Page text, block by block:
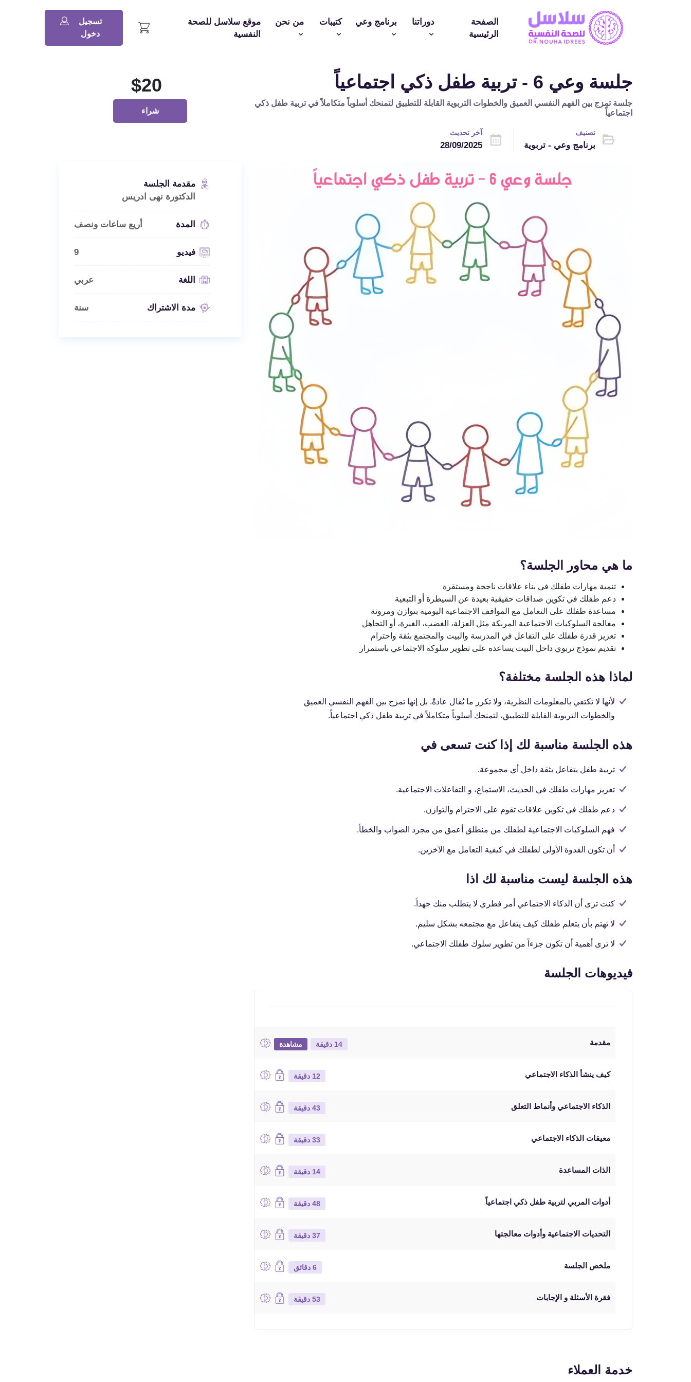
الصفحة
الرئيسية
دوراتنا برنامج وعي كتيبات من نحن
موقع سلاسل للصحة
النفسية
تسجيل
دخول
جلسة وعي 6 - تربية طفل ذكي اجتماعياً
جلسة تمزج بين الفهم النفسي العميق والخطوات التربوية القابلة للتطبيق لتمنحك أسلوباً متكاملاً في تربية طفل ذكي
اجتماعياً
تصنيف
برنامج وعي - تربوية
آخر تحديث
28/09/2025
$20
شراء
ما هي محاور الجلسة؟
تنمية مهارات طفلك في بناء علاقات ناجحة ومستقرة
دعم طفلك في تكوين صداقات حقيقية بعيدة عن السيطرة أو التبعية
مساعدة طفلك على التعامل مع المواقف الاجتماعية اليومية بتوازن ومرونة
معالجة السلوكيات الاجتماعية المربكة مثل العزلة، الغضب، الغيرة، أو التجاهل
تعزيز قدرة طفلك على التفاعل في المدرسة والبيت والمجتمع بثقة واحترام
تقديم نموذج تربوي داخل البيت يساعده على تطوير سلوكه الاجتماعي باستمرار
لماذا هذه الجلسة مختلفة؟
لأنها لا تكتفي بالمعلومات النظرية، ولا تكرر ما يُقال عادةً. بل إنها تمزج بين الفهم النفسي العميق
والخطوات التربوية القابلة للتطبيق، لتمنحك أسلوباً متكاملاً في تربية طفل ذكي اجتماعياً.
هذه الجلسة مناسبة لك إذا كنت تسعى في
تربية طفل يتفاعل بثقة داخل أي مجموعة.
تعزيز مهارات طفلك في الحديث، الاستماع، و التفاعلات الاجتماعية.
دعم طفلك في تكوين علاقات تقوم على الاحترام والتوازن.
فهم السلوكيات الاجتماعية لطفلك من منطلق أعمق من مجرد الصواب والخطأ.
أن تكون القدوة الأولى لطفلك في كيفية التعامل مع الآخرين.
هذه الجلسة ليست مناسبة لك اذا
كنت ترى أن الذكاء الاجتماعي أمر فطري لا يتطلب منك جهداً.
لا تهتم بأن يتعلم طفلك كيف يتفاعل مع مجتمعه بشكل سليم.
لا ترى أهمية أن تكون جزءاً من تطوير سلوك طفلك الاجتماعي.
فيديوهات الجلسة
مقدمة 14 دقيقة مشاهدة
كيف ينشأ الذكاء الاجتماعي 12 دقيقة
الذكاء الاجتماعي وأنماط التعلق 43 دقيقة
معيقات الذكاء الاجتماعي 33 دقيقة
الذات المساعدة 14 دقيقة
أدوات المربي لتربية طفل ذكي اجتماعياً 48 دقيقة
التحديات الاجتماعية وأدوات معالجتها 37 دقيقة
ملخص الجلسة 6 دقائق
فقرة الأسئلة و الإجابات 53 دقيقة
مقدمة الجلسة
الدكتورة نهى ادريس
المدة أريع ساعات ونصف
فيديو 9
اللغة عربي
مدة الاشتراك سنة
خدمة العملاء